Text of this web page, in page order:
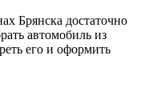
Брянска достаточно
автомобиль из
его и оформить